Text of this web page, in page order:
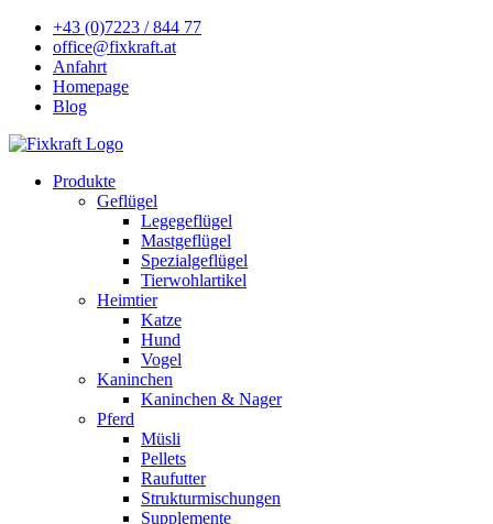
+43 (0)7223 / 844 77
office@fixkraft.at
Anfahrt
Homepage
Blog
Produkte
Geflügel
Legegeflügel
Mastgeflügel
Spezialgeflügel
Tierwohlartikel
Heimtier
Katze
Hund
Vogel
Kaninchen
Kaninchen & Nager
Pferd
Müsli
Pellets
Raufutter
Strukturmischungen
Supplemente